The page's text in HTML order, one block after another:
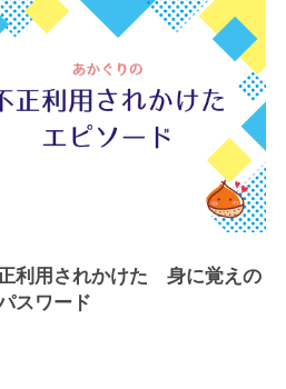
利用されかけた 身に覚えの
スワード